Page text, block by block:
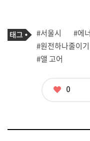
기
사
관
련
태
태
그
#서울시 #에
#원전하나줄이기
#앨 고어
좋
0